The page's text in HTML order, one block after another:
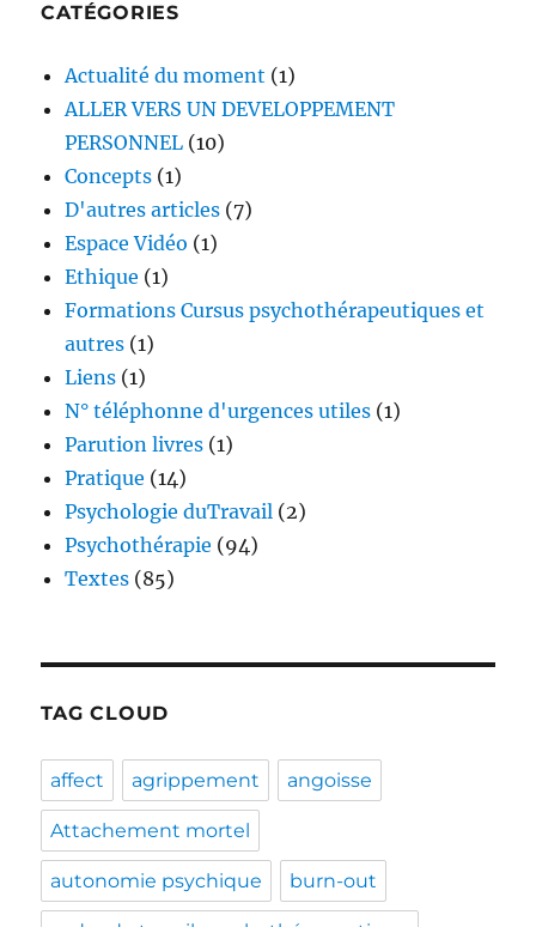
CATÉGORIES
Actualité du moment (1)
ALLER VERS UN DEVELOPPEMENT
PERSONNEL (10)
Concepts (1)
D'autres articles (7)
Espace Vidéo (1)
Ethique (1)
Formations Cursus psychothérapeutiques et
autres (1)
Liens (1)
N° téléphonne d'urgences utiles (1)
Parution livres (1)
Pratique (14)
Psychologie duTravail (2)
Psychothérapie (94)
Textes (85)
TAG CLOUD
affect agrippement angoisse
Attachement mortel
autonomie psychique burn-out